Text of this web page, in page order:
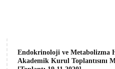
Endokrinoloji ve Metabolizma
Akademik Kurul Toplantısını